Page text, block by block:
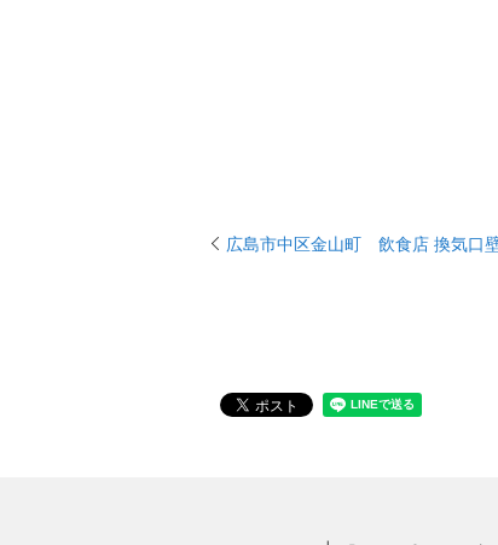
広島市中区金山町 飲食店 換気口